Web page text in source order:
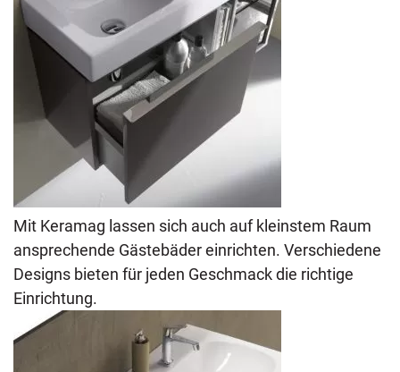
Mit Keramag lassen sich auch auf kleinstem Raum
ansprechende Gästebäder einrichten. Verschiedene
Designs bieten für jeden Geschmack die richtige
Einrichtung.